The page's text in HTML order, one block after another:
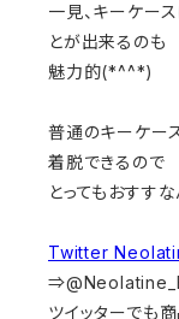
一見、キーケー
とが出来るのも
魅力的(*^^*)
普通のキーケー
着脱できるので
とってもおすすな
Twitter
ツイッターでも商